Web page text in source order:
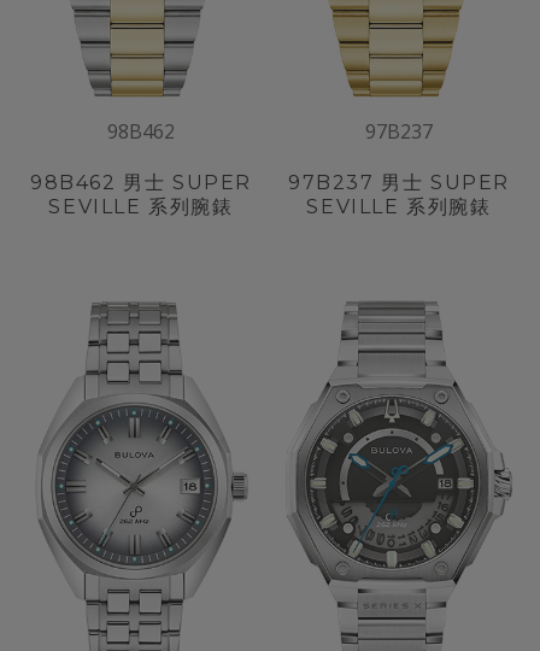
98B462
98B462 男士 SUPER
SEVILLE 系列腕錶
97B237
97B237 男士 SUPER
SEVILLE 系列腕錶